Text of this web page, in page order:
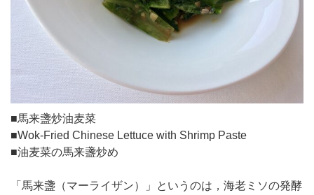
■馬来盞炒油麦菜
■Wok-Fried Chinese Lettuce with Shrimp Paste
■油麦菜の馬来盞炒め
「馬来盞（マーライザン）」というのは，海老ミソの発酵